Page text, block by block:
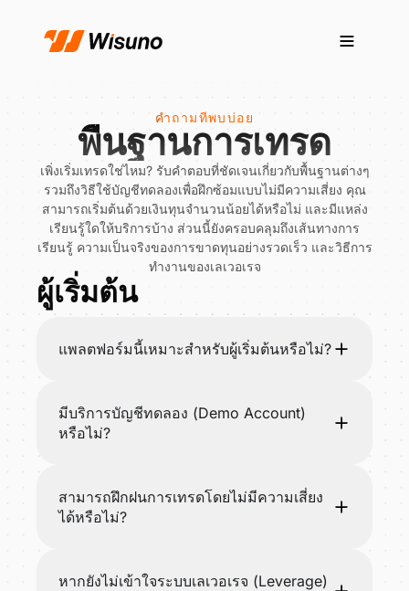
คำถามที่พบบ่อย
พื้นฐานการเทรด
เพิ่งเริ่มเทรดใช่ไหม? รับคำตอบที่ชัดเจนเกี่ยวกับพื้นฐานต่างๆ
รวมถึงวิธีใช้บัญชีทดลองเพื่อฝึกซ้อมแบบไม่มีความเสี่ยง คุณ
สามารถเริ่มต้นด้วยเงินทุนจำนวนน้อยได้หรือไม่ และมีแหล่ง
เรียนรู้ใดให้บริการบ้าง ส่วนนี้ยังครอบคลุมถึงเส้นทางการ
เรียนรู้ ความเป็นจริงของการขาดทุนอย่างรวดเร็ว และวิธีการ
ทำงานของเลเวอเรจ
ผู้เริ่มต้น
แพลตฟอร์มนี้เหมาะสำหรับผู้เริ่มต้นหรือไม่?
มีบริการบัญชีทดลอง (Demo Account)
หรือไม่?
สามารถฝึกฝนการเทรดโดยไม่มีความเสี่ยง
ได้หรือไม่?
หากยังไม่เข้าใจระบบเลเวอเรจ (Leverage)